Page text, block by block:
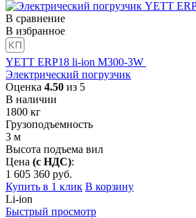
В сравнение
В избранное
YETT ERP18 li-ion M300-3W
Электрический погрузчик
Оценка 4.50 из 5
В наличии
1800 кг
Грузоподъемность
3 м
Высота подъема вил
Цена (с НДС):
1 605 360 руб.
Купить в 1 клик В корзину
Li-ion
Быстрый просмотр